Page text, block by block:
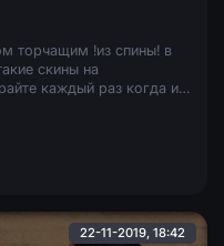
торчащим !из спины! в
скины на
каждый раз когда их
22-11-2019, 18:42